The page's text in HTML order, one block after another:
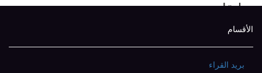
تعليقات
الأقسام
بريد القراء